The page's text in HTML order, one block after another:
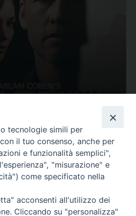
Carcere...
tecnologie simili per
il tuo consenso, anche per
e funzionalità semplici",
"misurazione" e
come specificato nella
acconsenti all'utilizzo dei
Cliccando su "personalizza"